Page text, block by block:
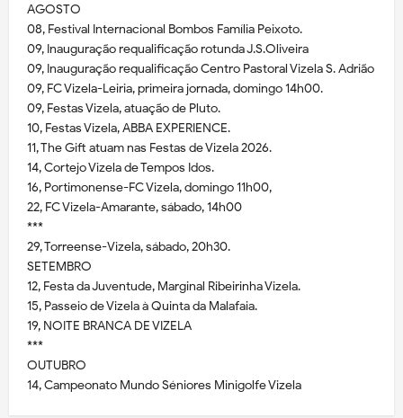
AGOSTO
08, Festival Internacional Bombos Família Peixoto.
09, Inauguração requalificação rotunda J.S.Oliveira
09, Inauguração requalificação Centro Pastoral Vizela S. Adrião
09, FC Vizela-Leiria, primeira jornada, domingo 14h00.
09, Festas Vizela, atuação de Pluto.
10, Festas Vizela, ABBA EXPERIENCE.
11, The Gift atuam nas Festas de Vizela 2026.
14, Cortejo Vizela de Tempos Idos.
16, Portimonense-FC Vizela, domingo 11h00,
22, FC Vizela-Amarante, sábado, 14h00
***
29, Torreense-Vizela, sábado, 20h30.
SETEMBRO
12, Festa da Juventude, Marginal Ribeirinha Vizela.
15, Passeio de Vizela à Quinta da Malafaia.
19, NOITE BRANCA DE VIZELA
***
OUTUBRO
14, Campeonato Mundo Séniores Minigolfe Vizela